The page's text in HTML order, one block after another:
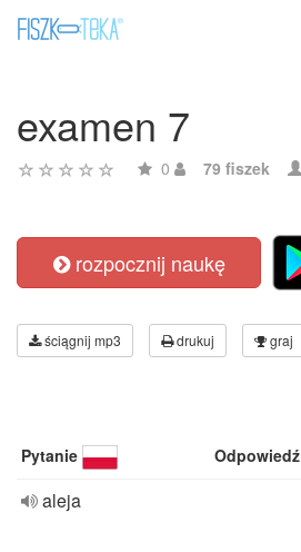
examen 7
0 79 fiszek
rozpocznij naukę
ściągnij mp3 drukuj graj
Pytanie Odpowiedź
aleja